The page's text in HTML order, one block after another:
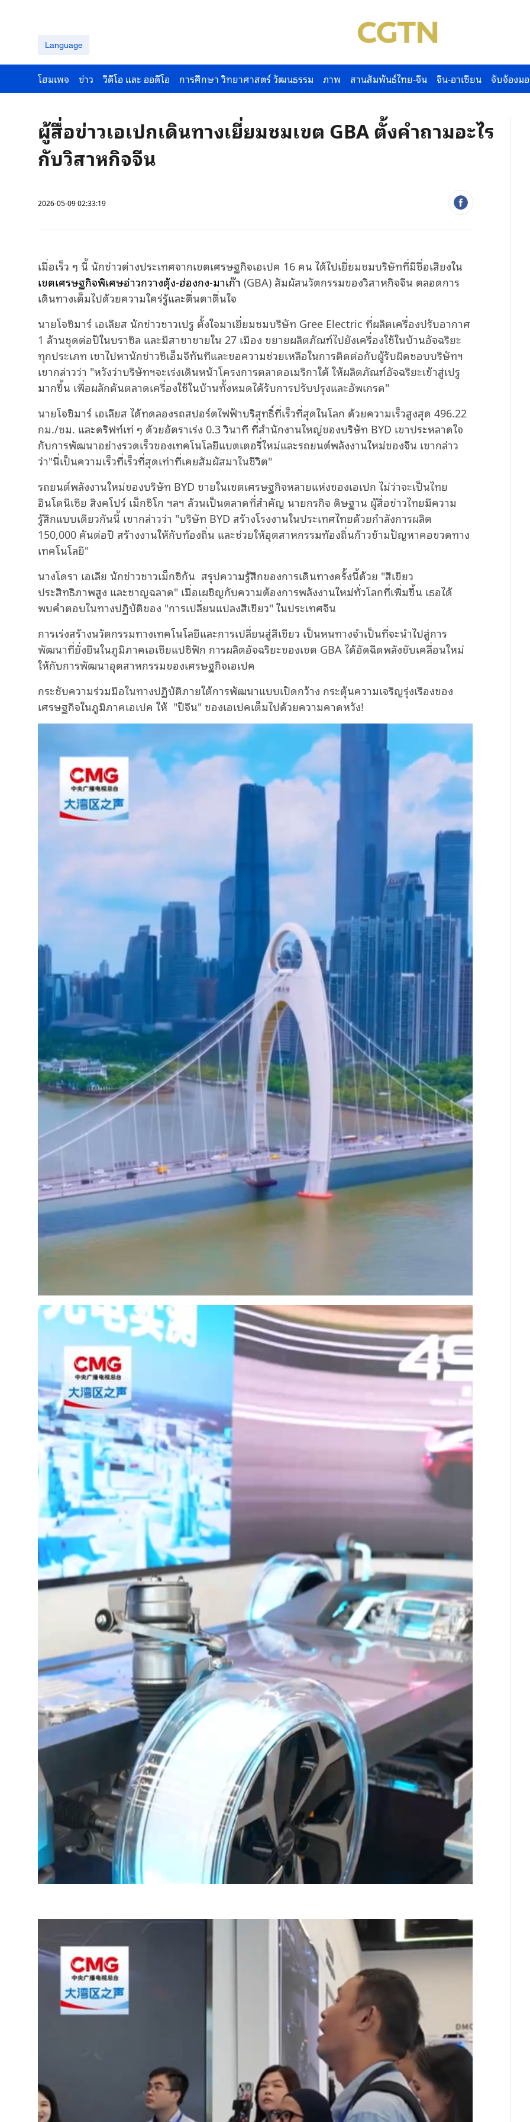
Language
โฮมเพจ ข่าว วีดีโอ และ ออดีโอ การศึกษา วิทยาศาสตร์ วัฒนธรรม ภาพ สานสัมพันธ์ไทย-จีน จีน-อาเซียน จับจ้องม
ผู้สื่อข่าวเอเปกเดินทางเยี่ยมชมเขต GBA ตั้งคำถามอะไร
กับวิสาหกิจจีน
2026-05-09 02:33:19
เมื่อเร็ว ๆ นี้ นักข่าวต่างประเทศจากเขตเศรษฐกิจเอเปค 16 คน ได้ไปเยี่ยมชมบริษัทที่มีชื่อเสียงใน
เขตเศรษฐกิจพิเศษอ่าวกวางตุ้ง-ฮ่องกง-มาเก๊า (GBA) สัมผัสนวัตกรรมของวิสาหกิจจีน ตลอดการ
เดินทางเต็มไปด้วยความใคร่รู้และตื่นตาตื่นใจ
นายโจซิมาร์ เอเลียส นักข่าวชาวเปรู ตั้งใจมาเยี่ยมชมบริษัท Gree Electric ที่ผลิตเครื่องปรับอากาศ
1 ล้านชุดต่อปีในบราซิล และมีสาขาขายใน 27 เมือง ขยายผลิตภัณฑ์ไปยังเครื่องใช้ในบ้านอัจฉริยะ
ทุกประเภท เขาไปหานักข่าวซีเอ็มจีทันทีและขอความช่วยเหลือในการติดต่อกับผู้รับผิดชอบบริษัทฯ
เขากล่าวว่า "หวังว่าบริษัทฯจะเร่งเดินหน้าโครงการตลาดอเมริกาใต้ ให้ผลิตภัณฑ์อัจฉริยะเข้าสู่เปรู
มากขึ้น เพื่อผลักดันตลาดเครื่องใช้ในบ้านทั้งหมดได้รับการปรับปรุงและอัพเกรด"
นายโจซิมาร์ เอเลียส ได้ทดลองรถสปอร์ตไฟฟ้าบริสุทธิ์ที่เร็วที่สุดในโลก ด้วยความเร็วสูงสุด 496.22
กม./ชม. และดริฟท์เท่ ๆ ด้วยอัตราเร่ง 0.3 วินาที ที่สํานักงานใหญ่ของบริษัท BYD เขาประหลาดใจ
กับการพัฒนาอย่างรวดเร็วของเทคโนโลยีแบตเตอรี่ใหม่และรถยนต์พลังงานใหม่ของจีน เขากล่าว
ว่า"นี่เป็นความเร็วที่เร็วที่สุดเท่าที่เคยสัมผัสมาในชีวิต"
รถยนต์พลังงานใหม่ของบริษัท BYD ขายในเขตเศรษฐกิจหลายแห่งของเอเปก ไม่ว่าจะเป็นไทย
อินโดนีเซีย สิงคโปร์ เม็กซิโก ฯลฯ ล้วนเป็นตลาดที่สำคัญ นายกรกิจ ดิษฐาน ผู้สื่อข่าวไทยมีความ
รู้สึกแบบเดียวกันนี้ เขากล่าวว่า "บริษัท BYD สร้างโรงงานในประเทศไทยด้วยกำลังการผลิต
150,000 คันต่อปี สร้างงานให้กับท้องถิ่น และช่วยให้อุตสาหกรรมท้องถิ่นก้าวข้ามปัญหาคอขวดทาง
เทคโนโลยี"
นางโดรา เอเลีย นักข่าวชาวเม็กซิกัน สรุปความรู้สึกของการเดินทางครั้งนี้ด้วย "สีเขียว
ประสิทธิภาพสูง และชาญฉลาด" เมื่อเผชิญกับความต้องการพลังงานใหม่ทั่วโลกที่เพิ่มขึ้น เธอได้
พบคําตอบในทางปฏิบัติของ "การเปลี่ยนแปลงสีเขียว" ในประเทศจีน
การเร่งสร้างนวัตกรรมทางเทคโนโลยีและการเปลี่ยนสู่สีเขียว เป็นหนทางจำเป็นที่จะนำไปสู่การ
พัฒนาที่ยั่งยืนในภูมิภาคเอเชียแปซิฟิก การผลิตอัจฉริยะของเขต GBA ได้อัดฉีดพลังขับเคลื่อนใหม่
ให้กับการพัฒนาอุตสาหกรรมของเศรษฐกิจเอเปค
กระชับความร่วมมือในทางปฏิบัติภายใต้การพัฒนาแบบเปิดกว้าง กระตุ้นความเจริญรุ่งเรืองของ
เศรษฐกิจในภูมิภาคเอเปค ให้ "ปีจีน" ของเอเปคเต็มไปด้วยความคาดหวัง!